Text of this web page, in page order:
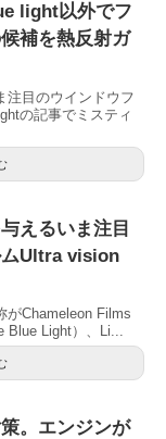
light以外でフ
補を熱反射ガ
注目のウインドウフ
の記事でミスティ
えるいま注目
ムUltra vision
がChameleon Films
Blue Light）、Li...
。エンジンが